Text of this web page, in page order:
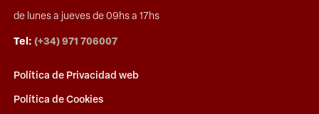
de lunes a jueves de 09hs a 17hs
Tel:(+34) 971 706007
Política de Privacidad web
Política de Cookies